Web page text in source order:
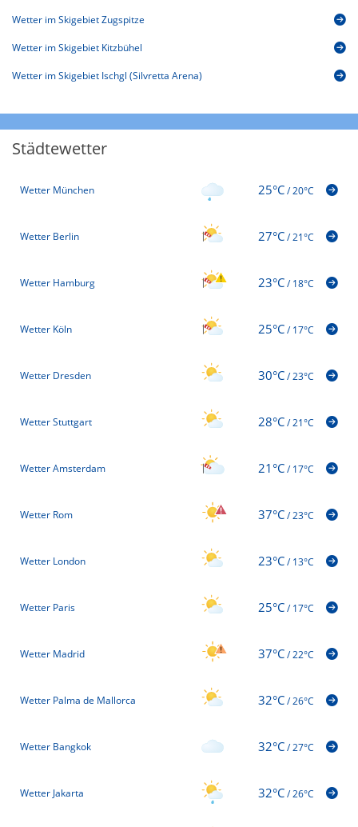
Wetter im Skigebiet Zugspitze
Wetter im Skigebiet Kitzbühel
Wetter im Skigebiet Ischgl (Silvretta Arena)
Städtewetter
Wetter München 25°C/20°C
Wetter Berlin 27°C/21°C
Wetter Hamburg 23°C/18°C
Wetter Köln 25°C/17°C
Wetter Dresden 30°C/23°C
Wetter Stuttgart 28°C/21°C
Wetter Amsterdam 21°C/17°C
Wetter Rom 37°C/23°C
Wetter London 23°C/13°C
Wetter Paris 25°C/17°C
Wetter Madrid 37°C/22°C
Wetter Palma de Mallorca 32°C/26°C
Wetter Bangkok 32°C/27°C
Wetter Jakarta 32°C/26°C